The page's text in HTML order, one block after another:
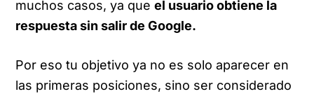
muchos casos, ya que el usuario obtiene la
respuesta sin salir de Google.
Por eso tu objetivo ya no es solo aparecer en
las primeras posiciones, sino ser considerado